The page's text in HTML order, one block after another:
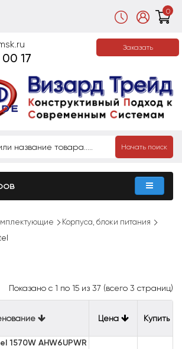
0
17
Заказать
Начать поиск
Корпуса, блоки питания
Показано с 1 по 15 из 37 (всего 3 страниц)
Цена Купить
1570W AHW6UPWR